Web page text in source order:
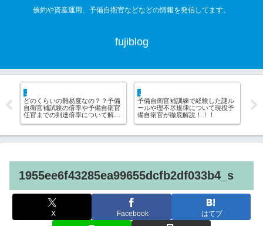
倹約や資産運用、予備自衛官などなどの情報を発信してます。
fujiblog
の？？予備
予備自衛官
ついて解
予備自衛官補訓練で経験した謎ル
ールや理不尽規律について現役予
備自衛官が徹底解説！！！
不動産屋は借主の敵！！ぼったく
られずに安く賃貸契約する方法に
ついて解説
1955ee6f43285ea99655dcfb2df033b4_s
X Facebook はてブ